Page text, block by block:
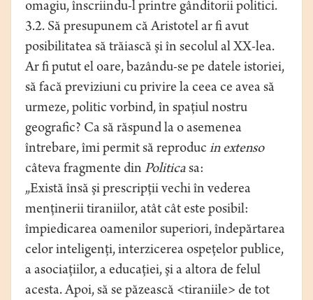
omagiu, înscriindu-l printre gânditorii politici.
3.2. Să presupunem că Aristotel ar fi avut
posibilitatea să trăiască şi în secolul al XX-lea.
Ar fi putut el oare, bazându-se pe datele istoriei,
să facă previziuni cu privire la ceea ce avea să
urmeze, politic vorbind, în spaţiul nostru
geografic? Ca să răspund la o asemenea
întrebare, îmi permit să reproduc in extenso
câteva fragmente din Politicasa:
„Există însă şi prescripţii vechi în vederea
menţinerii tiraniilor, atât cât este posibil:
împiedicarea oamenilor superiori, îndepărtarea
celor inteligenţi, interzicerea ospeţelor publice,
a asociaţiilor, a educaţiei, şi a altora de felul
acesta. Apoi, să se păzească <tiraniile> de tot